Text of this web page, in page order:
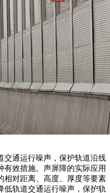
交通运行噪声，保护轨道沿线
效措施。声屏障的实际应用
相对距离、高度、厚度等要素
低轨道交通运行噪声，保护轨